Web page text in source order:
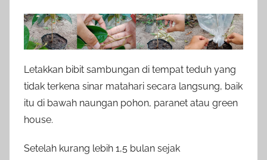
Letakkan bibit sambungan di tempat teduh yang
tidak terkena sinar matahari secara langsung, baik
itu di bawah naungan pohon, paranet atau green
house.
Setelah kurang lebih 1,5 bulan sejak